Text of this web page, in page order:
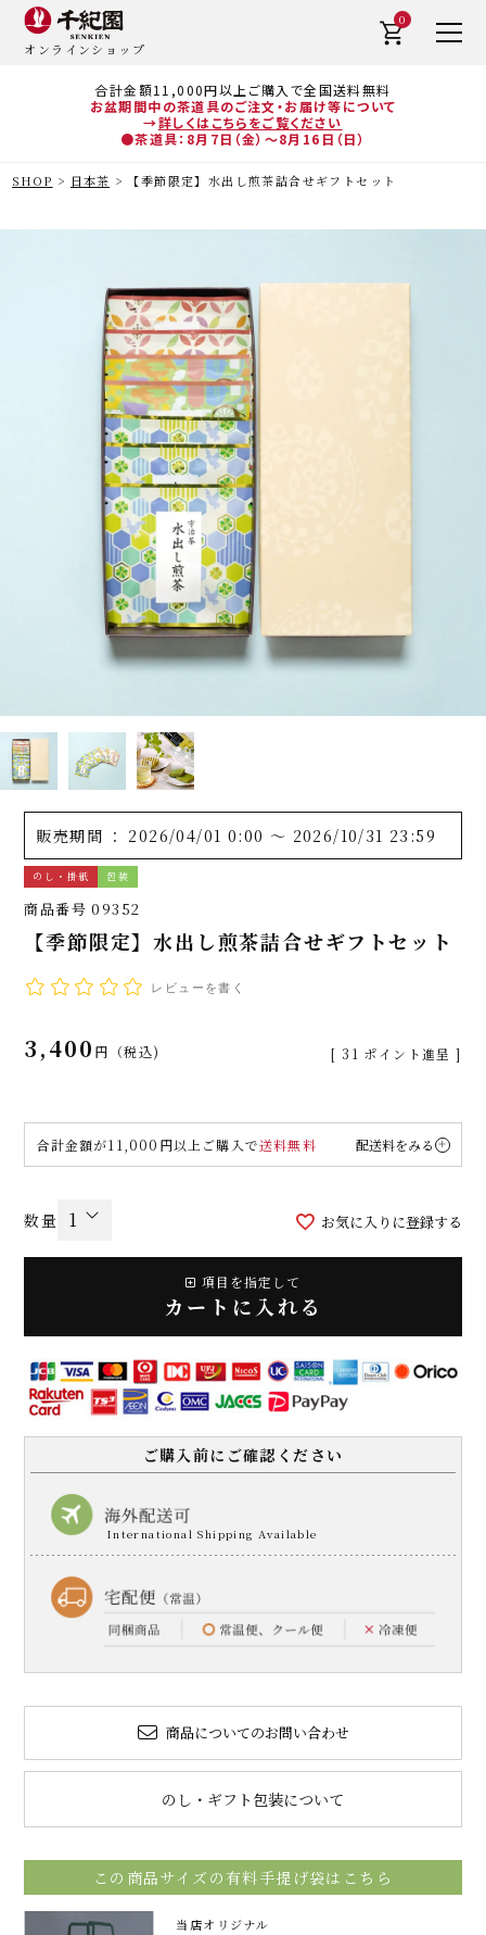
合計金額11,000円以上ご購入で全国送料無料
お盆期間中の茶道具のご注文・お届け等について
→詳しくはこちらをご覧ください
●茶道具：8月7日（金）～8月16日（日）
オンラインショップ
0
SHOP 日本茶 【季節限定】水出し煎茶詰合せギフトセット
販売期間 2026/04/01 0:00 〜 2026/10/31 23:59
のし・掛紙 包装
商品番号 09352
【季節限定】水出し煎茶詰合せギフトセット
レビューを書く
3,400 税込 [ 31 ポイント進呈 ]
合計金額が11,000円以上ご購入で送料無料 配送料をみる
お気に入りに登録する
項目を指定して
カートに入れる
ご購入前にご確認ください
商品についてのお問い合わせ
のし・ギフト包装について
この商品サイズの有料手提げ袋はこちら
当店オリジナル